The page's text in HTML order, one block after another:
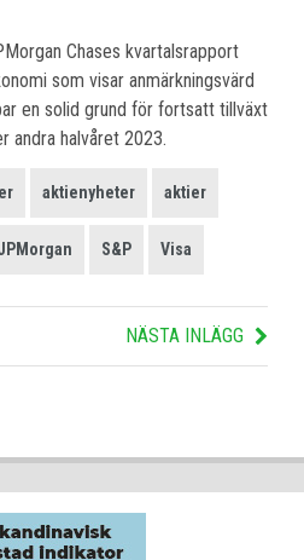
Chases kvartalsrapport
som visar anmärkningsvärd
en solid grund för fortsatt tillväxt
andra halvåret 2023.
aktienyheter aktier
S&P Visa
NÄSTA INLÄGG